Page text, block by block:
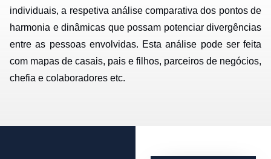
individuais, a respetiva análise comparativa dos pontos de
harmonia e dinâmicas que possam potenciar divergências
entre as pessoas envolvidas. Esta análise pode ser feita
com mapas de casais, pais e filhos, parceiros de negócios,
chefia e colaboradores etc.